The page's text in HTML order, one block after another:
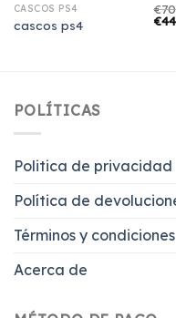
CASCOS PS4
cascos ps4
€
€
POLÍTICAS
Politica de privacidad
Política de
Términos y condiciones
Acerca de